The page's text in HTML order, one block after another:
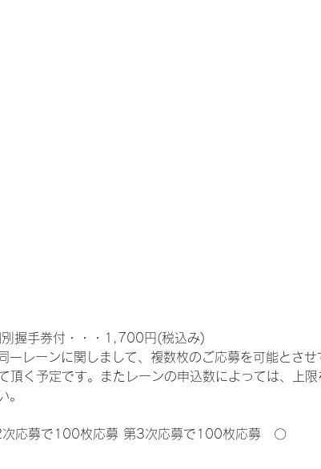
別握手券付・・・1,700円(税込み)
一レーンに関しまして、複数枚のご応募を可能とさ
頂く予定です。またレーンの申込数によっては、上
。
応募で100枚応募 第3次応募で100枚応募　〇